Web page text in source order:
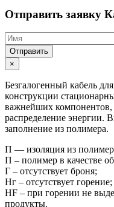
Отправить заявку
Отправить
×
Безгалогенный кабель
конструкции
важнейших компонентов,
распределение энергии.
заполнение из полимера.
П — изоляция из
П – полимер в качестве
Г – отсутствует броня;
Нг – отсутствует горение;
HF – при горении не
продукты.